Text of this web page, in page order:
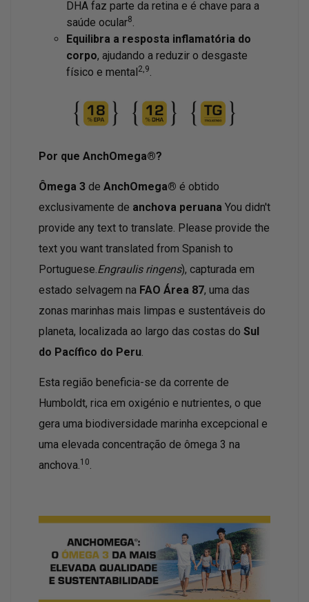
DHA faz parte da retina e é chave para a
saúde ocular8.
Equilibra a resposta inflamatória do
corpo, ajudando a reduzir o desgaste
físico e mental2,9.
Por que AnchOmega®?
Ômega 3 de AnchOmega® é obtido
exclusivamente de anchova peruana You didn't
provide any text to translate. Please provide the
text you want translated from Spanish to
Portuguese.Engraulis ringens), capturada em
estado selvagem na FAO Área 87, uma das
zonas marinhas mais limpas e sustentáveis do
planeta, localizada ao largo das costas do Sul
do Pacífico do Peru.
Esta região beneficia-se da corrente de
Humboldt, rica em oxigénio e nutrientes, o que
gera uma biodiversidade marinha excepcional e
uma elevada concentração de ômega 3 na
anchova.10.